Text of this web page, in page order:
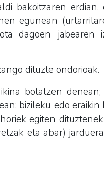
bakoitzaren erdian,
egunean
dagoen jabearen
dituzte ondorioak.
botatzen
bizileku edo
egiten
eta abar)